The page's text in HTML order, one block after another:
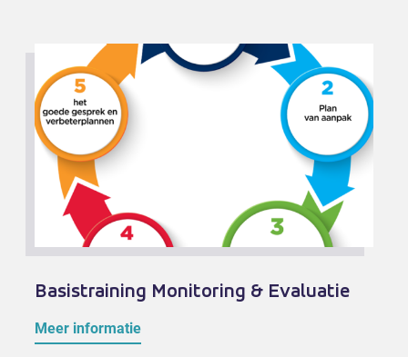
Basistraining Monitoring & Evaluatie
Meer informatie